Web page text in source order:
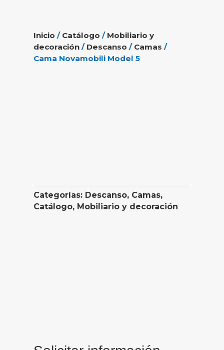
Inicio / Catálogo / Mobiliario y
decoración / Descanso / Camas /
Cama Novamobili Model 5
Categorías: Descanso, Camas,
Catálogo, Mobiliario y decoración